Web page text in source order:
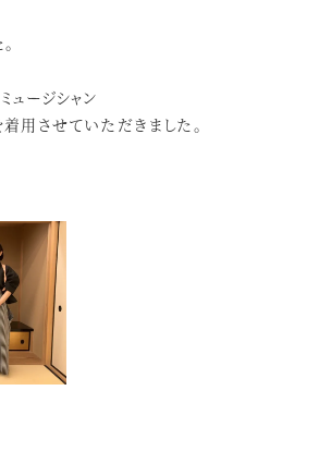
ージシャン
用させていただきました。